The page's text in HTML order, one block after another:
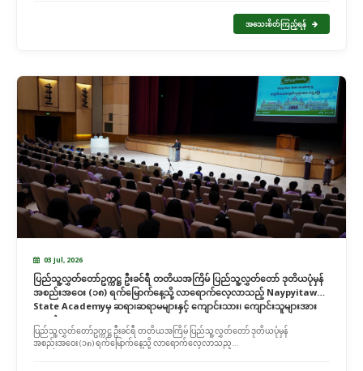
အသေးစိတ်ကြည့်ရန်
03 Jul, 2026
ပြည်သူ့လွှတ်တော်ဥက္ကဋ္ဌ ဦးခင်ရီ တတိယအကြိမ် ပြည်သူ့လွှတ်တော် ဒုတိယပုံမှန်
အစည်းအဝေး (၁၈) ရက်မြောက်နေ့သို့ လာရောက်လေ့လာသည့် Naypyitaw
State Academyမှ ဆရာ၊ဆရာမများနှင့် ကျောင်းသား၊ ကျောင်းသူများအား
တွေ့ဆုံ
ပြည်သူ့လွှတ်တော်ဥက္ကဋ္ဌ ဦးခင်ရီ တတိယအကြိမ် ပြည်သူ့လွှတ်တော် ဒုတိယပုံမှန်
အစည်းအဝေး (၁၈) ရက်မြောက်နေ့သို့ လာရောက်လေ့လာသည့...